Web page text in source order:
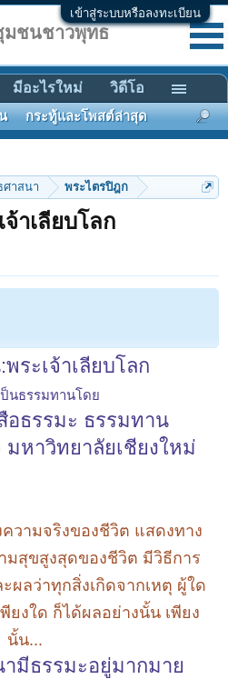
เข้าสู่ระบบหรือลงทะเบียน
าสนา พระไตรปิฎก
าเลียบโลก
ระเจ้าเลียบโลก
ป็นธรรมทานโดย
อธรรมะ ธรรมทาน
หาวิทยาลัยเชียงใหม่
วามจริงของชีวิต แสดงทาง
มสุขสูงสุดของชีวิต มีวิธีการ
ผลว่าทุกสิ่งเกิดจากเหตุ ผู้ใด
ยงใด ก็ได้ผลอย่างนั้น เพียง
นั้น...
มีธรรมะอยู่มากมาย
มชนชาวพุทธ
กระทู้และโพสต์ล่าสุด
มีอะไรใหม่ วิดีโอ